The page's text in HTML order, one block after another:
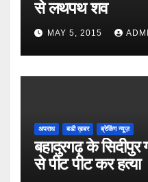
से लथपथ शव
MAY 5, 2015
अपराध बडी ख़बर ब्रेकिंग न्यूज़
बहादुरगढ़ के सिदीपुर
से पीट पीट कर हत्या